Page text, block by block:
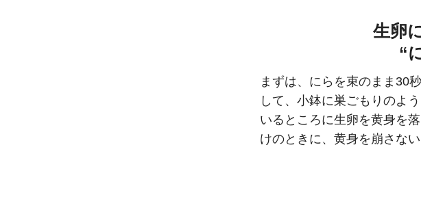
生卵
“
まずは、にらを束のまま30
して、小鉢に巣ごもりのよ
いるところに生卵を黄身を
けのときに、黄身を崩さない